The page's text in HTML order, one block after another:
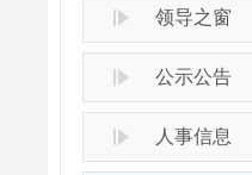
领导之窗
公示公告
人事信息